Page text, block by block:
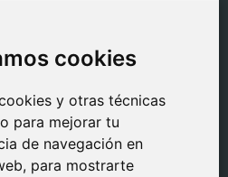
cookies
y otras técnicas
para mejorar tu
de navegación en
para mostrarte
cookies
y otras técnicas
para mejorar tu
de navegación en
para mostrarte
28770 Colmenar Viejo,